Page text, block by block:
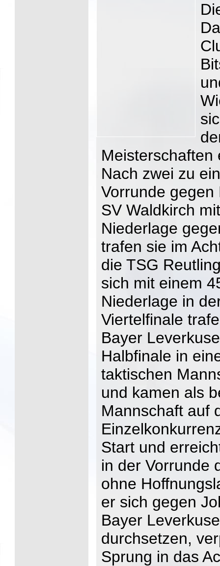
Meisterschaften
Nach zwei zu
Vorrunde
SV Waldkirch
Niederlage
trafen sie im
die TSG
sich mit einem
Niederlage in
Viertelfinale
Bayer
Halbfinale in
taktischen
und kamen als
Mannschaft auf
Start und
in der Vorrunde
ohne
er sich gegen
Bayer
durchsetzen,
Sprung in das